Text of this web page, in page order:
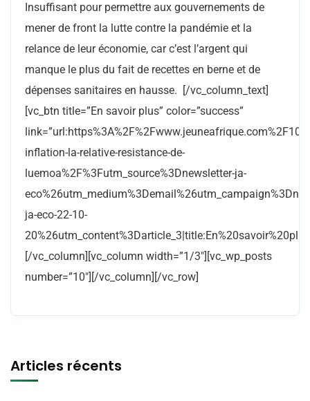
Insuffisant pour permettre aux gouvernements de
mener de front la lutte contre la pandémie et la
relance de leur économie, car c’est l’argent qui
manque le plus du fait de recettes en berne et de
dépenses sanitaires en hausse. [/vc_column_text]
[vc_btn title=”En savoir plus” color=”success”
inflation-la-relative-resistance-de-
luemoa%2F%3Futm_source%3Dnewsletter-ja-
ja-eco-22-10-
[/vc_column][vc_column width=”1/3″][vc_wp_posts
number=”10″][/vc_column][/vc_row]
Articles récents